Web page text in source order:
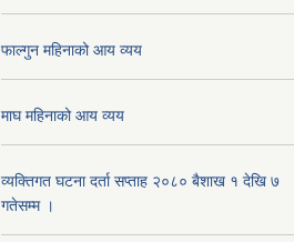
फाल्गुन महिनाको आय व्यय
माघ महिनाको आय व्यय
व्यक्तिगत घटना दर्ता सप्ताह २०८० बैशाख १ देखि ७
गतेसम्म ।